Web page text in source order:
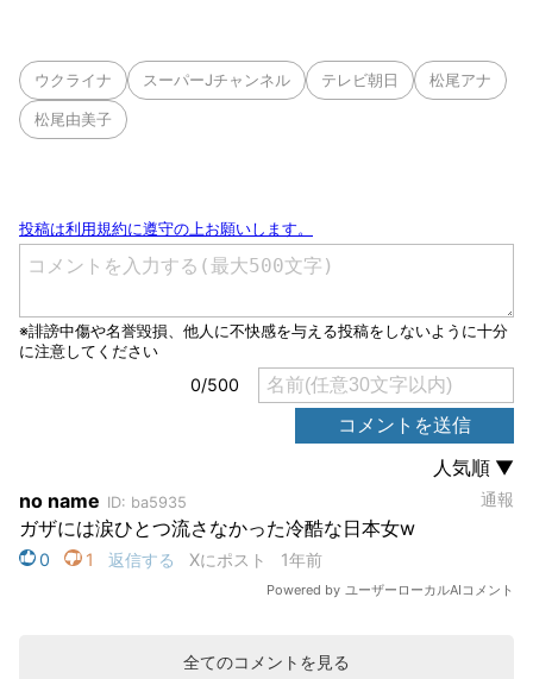
ウクライナ スーパーJチャンネル テレビ朝日 松尾アナ
松尾由美子
全てのコメントを見る